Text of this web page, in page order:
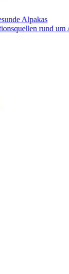
Alpakas
rund um